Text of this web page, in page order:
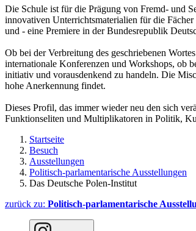
Die Schule ist für die Prägung von Fremd- und
innovativen Unterrichtsmaterialien für die
und - eine Premiere in der Bundesrepublik
Ob bei der Verbreitung des geschriebenen
internationale Konferenzen und Workshops, ob
initiativ und vorausdenkend zu handeln. Die
hohe Anerkennung findet.
Dieses Profil, das immer wieder neu den sich
Funktionseliten und Multiplikatoren in Politik,
Startseite
Besuch
Ausstellungen
Politisch-parlamentarische Ausstellungen
Das Deutsche Polen-Institut
zurück zu: Politisch-parlamentarische